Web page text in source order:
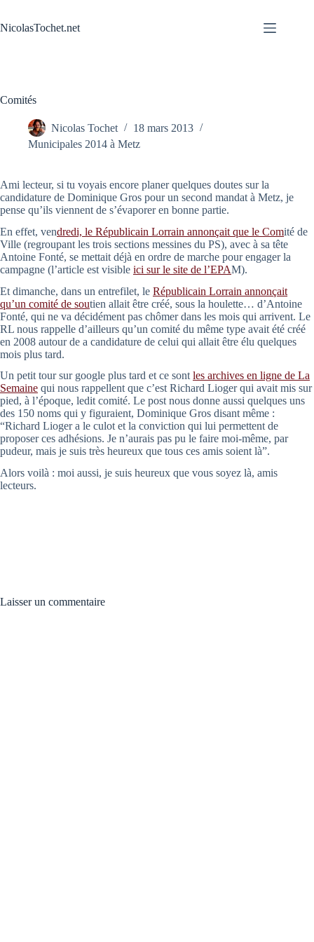
contenu
NicolasTochet.net
Comités
Nicolas Tochet
18 mars 2013
Municipales 2014 à Metz
Ami lecteur, si tu voyais encore planer quelques doutes sur la
candidature de Dominique Gros pour un second mandat à Metz, je
pense qu’ils viennent de s’évaporer en bonne partie.
En effet, vendredi, le Républicain Lorrain annonçait que le Comité de
Ville (regroupant les trois sections messines du PS), avec à sa tête
Antoine Fonté, se mettait déjà en ordre de marche pour engager la
campagne (l’article est visible ici sur le site de l’EPAM).
Et dimanche, dans un entrefilet, le Républicain Lorrain annonçait
qu’un comité de soutien allait être créé, sous la houlette… d’Antoine
Fonté, qui ne va décidément pas chômer dans les mois qui arrivent. Le
RL nous rappelle d’ailleurs qu’un comité du même type avait été créé
en 2008 autour de a candidature de celui qui allait être élu quelques
mois plus tard.
Un petit tour sur google plus tard et ce sont les archives en ligne de La
Semaine qui nous rappellent que c’est Richard Lioger qui avait mis sur
pied, à l’époque, ledit comité. Le post nous donne aussi quelques uns
des 150 noms qui y figuraient, Dominique Gros disant même :
“Richard Lioger a le culot et la conviction qui lui permettent de
proposer ces adhésions. Je n’aurais pas pu le faire moi-même, par
pudeur, mais je suis très heureux que tous ces amis soient là”.
Alors voilà : moi aussi, je suis heureux que vous soyez là, amis
lecteurs.
Laisser un commentaire